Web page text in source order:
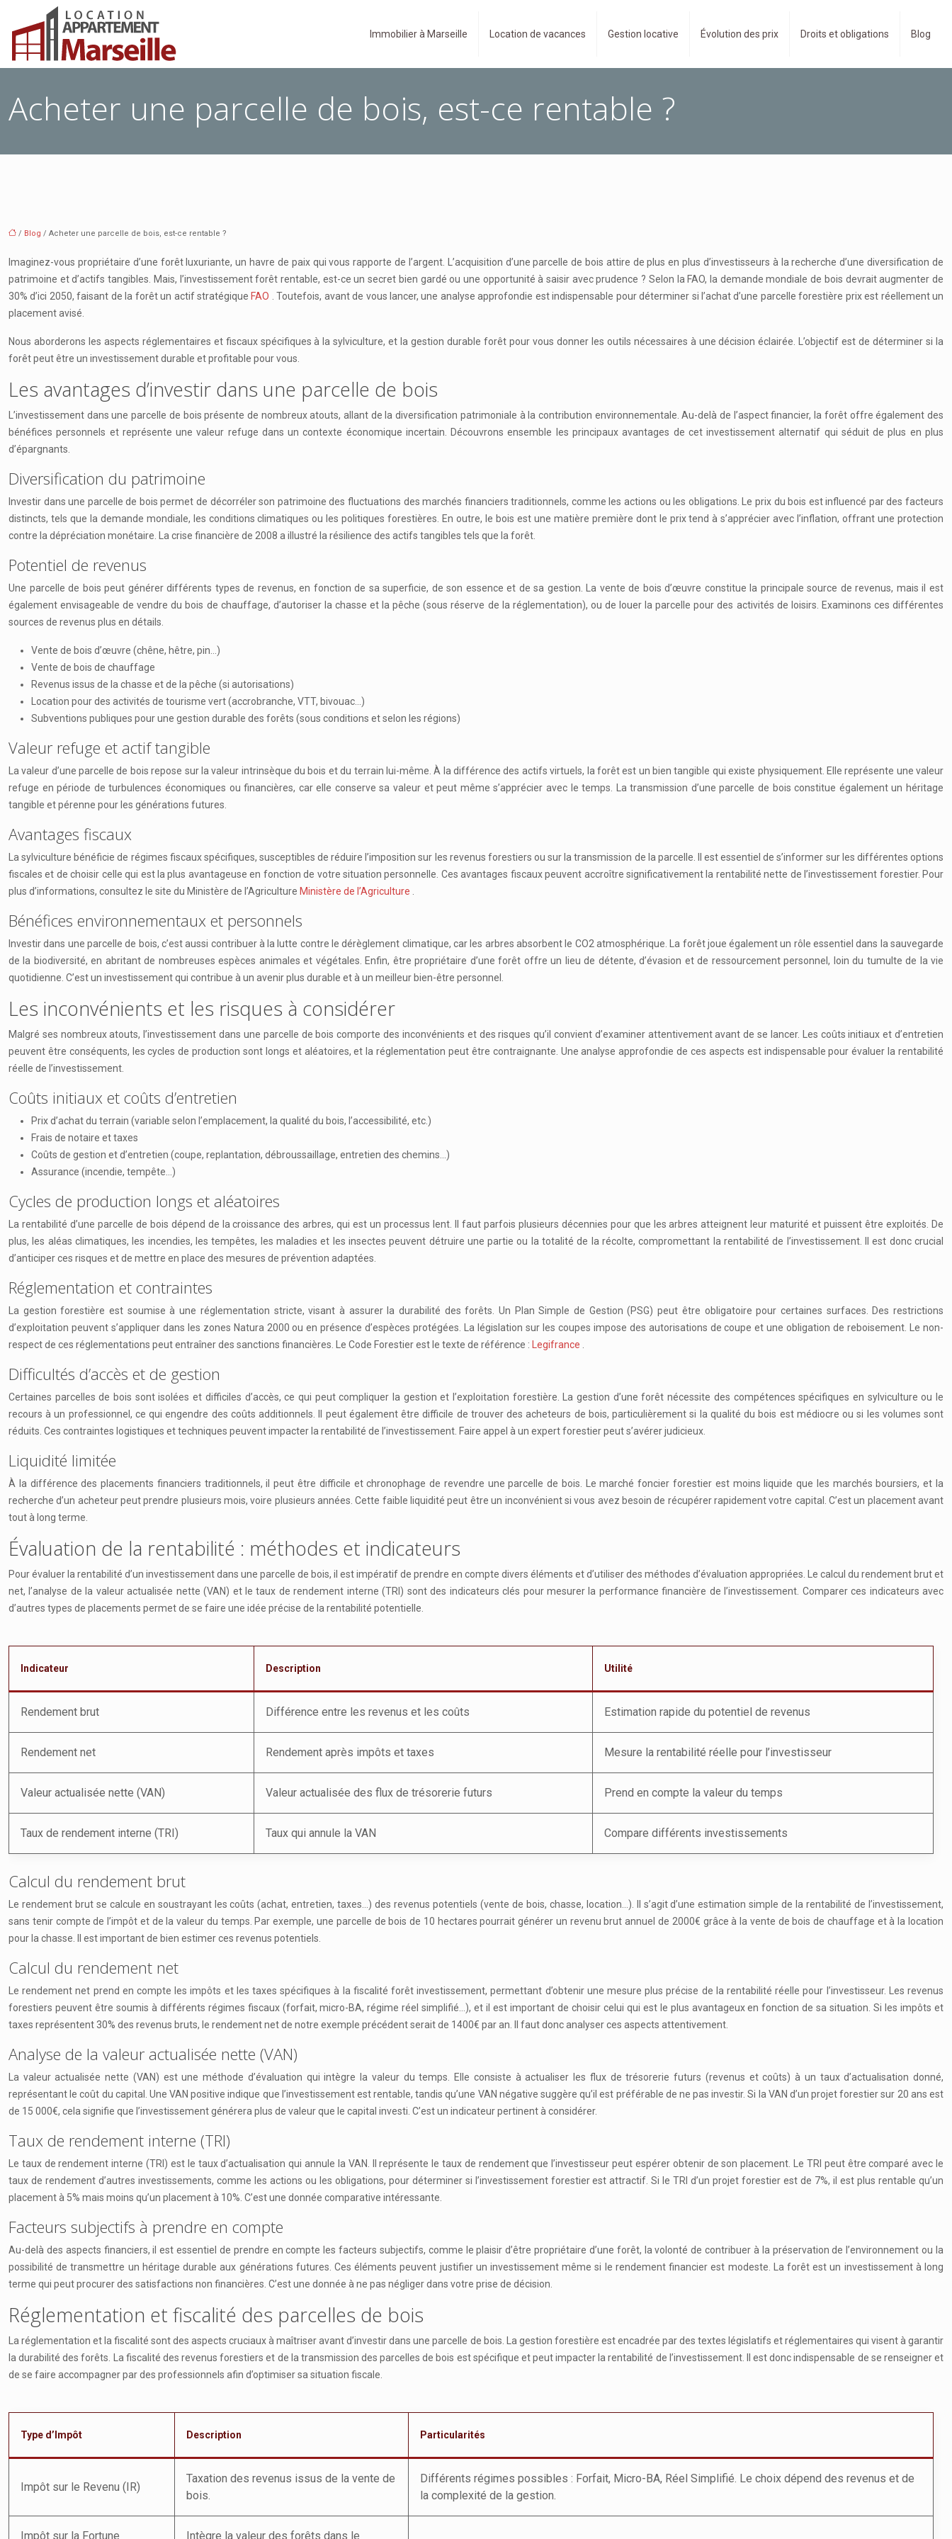
Immobilier à Marseille Location de vacances Gestion locative Évolution des prix Droits et obligations Blog
Acheter une parcelle de bois, est-ce rentable ?
/ Blog / Acheter une parcelle de bois, est-ce rentable ?
Imaginez-vous propriétaire d’une forêt luxuriante, un havre de paix qui vous rapporte de l’argent. L’acquisition d’une parcelle de bois attire de plus en plus d’investisseurs à la recherche d’une diversification de
patrimoine et d’actifs tangibles. Mais, l’investissement forêt rentable, est-ce un secret bien gardé ou une opportunité à saisir avec prudence ? Selon la FAO, la demande mondiale de bois devrait augmenter de
30% d’ici 2050, faisant de la forêt un actif stratégique FAO
. Toutefois, avant de vous lancer, une analyse approfondie est indispensable pour déterminer si l’achat d’une parcelle forestière prix est réellement un
placement avisé.
Nous aborderons les aspects réglementaires et fiscaux spécifiques à la sylviculture, et la gestion durable forêt pour vous donner les outils nécessaires à une décision éclairée. L’objectif est de déterminer si la
forêt peut être un investissement durable et profitable pour vous.
Les avantages d’investir dans une parcelle de bois
L’investissement dans une parcelle de bois présente de nombreux atouts, allant de la diversification patrimoniale à la contribution environnementale. Au-delà de l’aspect financier, la forêt offre également des
bénéfices personnels et représente une valeur refuge dans un contexte économique incertain. Découvrons ensemble les principaux avantages de cet investissement alternatif qui séduit de plus en plus
d’épargnants.
Diversification du patrimoine
Investir dans une parcelle de bois permet de décorréler son patrimoine des fluctuations des marchés financiers traditionnels, comme les actions ou les obligations. Le prix du bois est influencé par des facteurs
distincts, tels que la demande mondiale, les conditions climatiques ou les politiques forestières. En outre, le bois est une matière première dont le prix tend à s’apprécier avec l’inflation, offrant une protection
contre la dépréciation monétaire. La crise financière de 2008 a illustré la résilience des actifs tangibles tels que la forêt.
Potentiel de revenus
Une parcelle de bois peut générer différents types de revenus, en fonction de sa superficie, de son essence et de sa gestion. La vente de bois d’œuvre constitue la principale source de revenus, mais il est
également envisageable de vendre du bois de chauffage, d’autoriser la chasse et la pêche (sous réserve de la réglementation), ou de louer la parcelle pour des activités de loisirs. Examinons ces différentes
sources de revenus plus en détails.
Vente de bois d’œuvre (chêne, hêtre, pin…)
Vente de bois de chauffage
Revenus issus de la chasse et de la pêche (si autorisations)
Location pour des activités de tourisme vert (accrobranche, VTT, bivouac…)
Subventions publiques pour une gestion durable des forêts (sous conditions et selon les régions)
Valeur refuge et actif tangible
La valeur d’une parcelle de bois repose sur la valeur intrinsèque du bois et du terrain lui-même. À la différence des actifs virtuels, la forêt est un bien tangible qui existe physiquement. Elle représente une valeur
refuge en période de turbulences économiques ou financières, car elle conserve sa valeur et peut même s’apprécier avec le temps. La transmission d’une parcelle de bois constitue également un héritage
tangible et pérenne pour les générations futures.
Avantages fiscaux
La sylviculture bénéficie de régimes fiscaux spécifiques, susceptibles de réduire l’imposition sur les revenus forestiers ou sur la transmission de la parcelle. Il est essentiel de s’informer sur les différentes options
fiscales et de choisir celle qui est la plus avantageuse en fonction de votre situation personnelle. Ces avantages fiscaux peuvent accroître significativement la rentabilité nette de l’investissement forestier. Pour
plus d’informations, consultez le site du Ministère de l’Agriculture Ministère de l’Agriculture
Bénéfices environnementaux et personnels
Investir dans une parcelle de bois, c’est aussi contribuer à la lutte contre le dérèglement climatique, car les arbres absorbent le CO2 atmosphérique. La forêt joue également un rôle essentiel dans la sauvegarde
de la biodiversité, en abritant de nombreuses espèces animales et végétales. Enfin, être propriétaire d’une forêt offre un lieu de détente, d’évasion et de ressourcement personnel, loin du tumulte de la vie
quotidienne. C’est un investissement qui contribue à un avenir plus durable et à un meilleur bien-être personnel.
Les inconvénients et les risques à considérer
Malgré ses nombreux atouts, l’investissement dans une parcelle de bois comporte des inconvénients et des risques qu’il convient d’examiner attentivement avant de se lancer. Les coûts initiaux et d’entretien
peuvent être conséquents, les cycles de production sont longs et aléatoires, et la réglementation peut être contraignante. Une analyse approfondie de ces aspects est indispensable pour évaluer la rentabilité
réelle de l’investissement.
Coûts initiaux et coûts d’entretien
Prix d’achat du terrain (variable selon l’emplacement, la qualité du bois, l’accessibilité, etc.)
Frais de notaire et taxes
Coûts de gestion et d’entretien (coupe, replantation, débroussaillage, entretien des chemins…)
Assurance (incendie, tempête…)
Cycles de production longs et aléatoires
La rentabilité d’une parcelle de bois dépend de la croissance des arbres, qui est un processus lent. Il faut parfois plusieurs décennies pour que les arbres atteignent leur maturité et puissent être exploités. De
plus, les aléas climatiques, les incendies, les tempêtes, les maladies et les insectes peuvent détruire une partie ou la totalité de la récolte, compromettant la rentabilité de l’investissement. Il est donc crucial
d’anticiper ces risques et de mettre en place des mesures de prévention adaptées.
Réglementation et contraintes
La gestion forestière est soumise à une réglementation stricte, visant à assurer la durabilité des forêts. Un Plan Simple de Gestion (PSG) peut être obligatoire pour certaines surfaces. Des restrictions
d’exploitation peuvent s’appliquer dans les zones Natura 2000 ou en présence d’espèces protégées. La législation sur les coupes impose des autorisations de coupe et une obligation de reboisement. Le non-
respect de ces réglementations peut entraîner des sanctions financières. Le Code Forestier est le texte de référence :
Legifrance
Difficultés d’accès et de gestion
Certaines parcelles de bois sont isolées et difficiles d’accès, ce qui peut compliquer la gestion et l’exploitation forestière. La gestion d’une forêt nécessite des compétences spécifiques en sylviculture ou le
recours à un professionnel, ce qui engendre des coûts additionnels. Il peut également être difficile de trouver des acheteurs de bois, particulièrement si la qualité du bois est médiocre ou si les volumes sont
réduits. Ces contraintes logistiques et techniques peuvent impacter la rentabilité de l’investissement. Faire appel à un expert forestier peut s’avérer judicieux.
Liquidité limitée
À la différence des placements financiers traditionnels, il peut être difficile et chronophage de revendre une parcelle de bois. Le marché foncier forestier est moins liquide que les marchés boursiers, et la
recherche d’un acheteur peut prendre plusieurs mois, voire plusieurs années. Cette faible liquidité peut être un inconvénient si vous avez besoin de récupérer rapidement votre capital. C’est un placement avant
tout à long terme.
Évaluation de la rentabilité : méthodes et indicateurs
Pour évaluer la rentabilité d’un investissement dans une parcelle de bois, il est impératif de prendre en compte divers éléments et d’utiliser des méthodes d’évaluation appropriées. Le calcul du rendement brut et
net, l’analyse de la valeur actualisée nette (VAN) et le taux de rendement interne (TRI) sont des indicateurs clés pour mesurer la performance financière de l’investissement. Comparer ces indicateurs avec
d’autres types de placements permet de se faire une idée précise de la rentabilité potentielle.
Indicateur Description Utilité
Rendement brut Différence entre les revenus et les coûts Estimation rapide du potentiel de revenus
Rendement net Rendement après impôts et taxes Mesure la rentabilité réelle pour l’investisseur
Valeur actualisée nette (VAN) Valeur actualisée des flux de trésorerie futurs Prend en compte la valeur du temps
Taux de rendement interne (TRI) Taux qui annule la VAN Compare différents investissements
Calcul du rendement brut
Le rendement brut se calcule en soustrayant les coûts (achat, entretien, taxes…) des revenus potentiels (vente de bois, chasse, location…). Il s’agit d’une estimation simple de la rentabilité de l’investissement,
sans tenir compte de l’impôt et de la valeur du temps. Par exemple, une parcelle de bois de 10 hectares pourrait générer un revenu brut annuel de 2000€ grâce à la vente de bois de chauffage et à la location
pour la chasse. Il est important de bien estimer ces revenus potentiels.
Calcul du rendement net
Le rendement net prend en compte les impôts et les taxes spécifiques à la fiscalité forêt investissement, permettant d’obtenir une mesure plus précise de la rentabilité réelle pour l’investisseur. Les revenus
forestiers peuvent être soumis à différents régimes fiscaux (forfait, micro-BA, régime réel simplifié…), et il est important de choisir celui qui est le plus avantageux en fonction de sa situation. Si les impôts et
taxes représentent 30% des revenus bruts, le rendement net de notre exemple précédent serait de 1400€ par an. Il faut donc analyser ces aspects attentivement.
Analyse de la valeur actualisée nette (VAN)
La valeur actualisée nette (VAN) est une méthode d’évaluation qui intègre la valeur du temps. Elle consiste à actualiser les flux de trésorerie futurs (revenus et coûts) à un taux d’actualisation donné,
représentant le coût du capital. Une VAN positive indique que l’investissement est rentable, tandis qu’une VAN négative suggère qu’il est préférable de ne pas investir. Si la VAN d’un projet forestier sur 20 ans est
de 15 000€, cela signifie que l’investissement générera plus de valeur que le capital investi. C’est un indicateur pertinent à considérer.
Taux de rendement interne (TRI)
Le taux de rendement interne (TRI) est le taux d’actualisation qui annule la VAN. Il représente le taux de rendement que l’investisseur peut espérer obtenir de son placement. Le TRI peut être comparé avec le
taux de rendement d’autres investissements, comme les actions ou les obligations, pour déterminer si l’investissement forestier est attractif. Si le TRI d’un projet forestier est de 7%, il est plus rentable qu’un
placement à 5% mais moins qu’un placement à 10%. C’est une donnée comparative intéressante.
Facteurs subjectifs à prendre en compte
Au-delà des aspects financiers, il est essentiel de prendre en compte les facteurs subjectifs, comme le plaisir d’être propriétaire d’une forêt, la volonté de contribuer à la préservation de l’environnement ou la
possibilité de transmettre un héritage durable aux générations futures. Ces éléments peuvent justifier un investissement même si le rendement financier est modeste. La forêt est un investissement à long
terme qui peut procurer des satisfactions non financières. C’est une donnée à ne pas négliger dans votre prise de décision.
Réglementation et fiscalité des parcelles de bois
La réglementation et la fiscalité sont des aspects cruciaux à maîtriser avant d’investir dans une parcelle de bois. La gestion forestière est encadrée par des textes législatifs et réglementaires qui visent à garantir
la durabilité des forêts. La fiscalité des revenus forestiers et de la transmission des parcelles de bois est spécifique et peut impacter la rentabilité de l’investissement. Il est donc indispensable de se renseigner et
de se faire accompagner par des professionnels afin d’optimiser sa situation fiscale.
Type d’Impôt Description Particularités
Impôt sur le Revenu (IR)
Taxation des revenus issus de la vente de
bois.
Différents régimes possibles : Forfait, Micro-BA, Réel Simplifié. Le choix dépend des revenus et de
la complexité de la gestion.
Impôt sur la Fortune Intègre la valeur des forêts dans le